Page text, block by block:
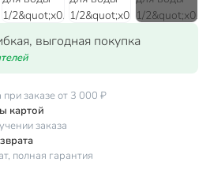
выгодная покупка
при заказе от 3 000 ₽
картой
заказа
полная гарантия